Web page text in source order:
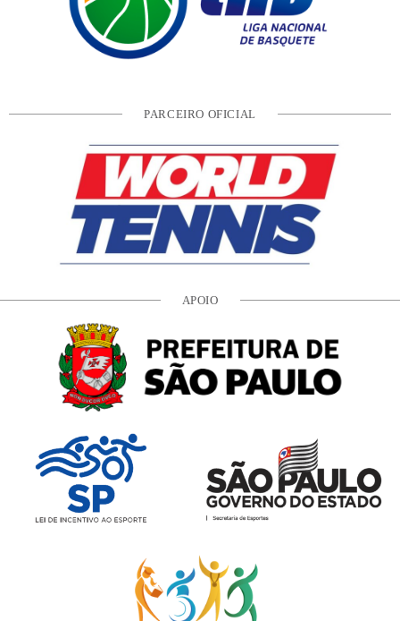
PARCEIRO OFICIAL
APOIO